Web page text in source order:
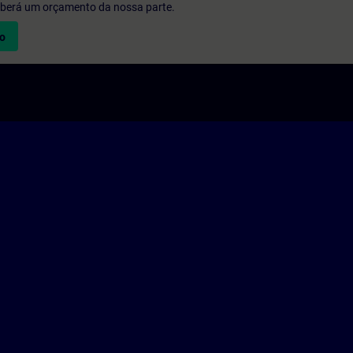
um orçamento da nossa parte.